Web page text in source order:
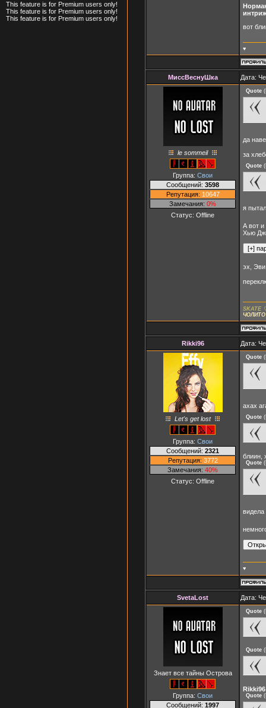
This feature is for Premium users only!
This feature is for Premium users only!
This feature is for Premium users only!
вот
♥
МиссВеснуШка Дата:
le sommeil
Группа: Свои
Сообщений: 3598
Репутация: 10647
Замечания: 0%
Статус: Offline
Quote (
да
за
Quote (
я
А вот и
Хью
эх,
SKATE
ЧОЛИТО
Rikki96 Дата:
Let's get lost
Группа: Свои
Сообщений: 2321
Репутация: 3772
Замечания: 40%
Статус: Offline
Quote (
ахах
Quote (
блиин,
Quote (
видела
♥
SvetaLost Дата:
Знает все тайны Острова
Группа: Свои
Сообщений: 1997
Quote (
Quote (
Rikki96
Quote (